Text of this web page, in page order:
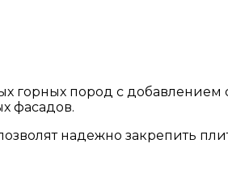
горных пород с
фасадов.
надежно закрепить